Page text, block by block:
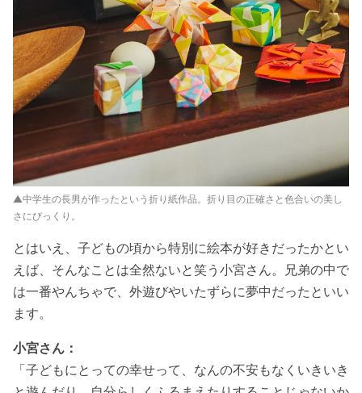
▲中学生の長男が作ったという折り紙作品。折り目の正確さと色合いの美し
さにびっくり。
とはいえ、子どもの頃から特別に絵本が好きだったかとい
えば、そんなことは全然ないと笑う小宮さん。兄弟の中で
は一番やんちゃで、外遊びやいたずらに夢中だったといい
ます。
小宮さん：
「子どもにとっての幸せって、なんの不安もなくいきいき